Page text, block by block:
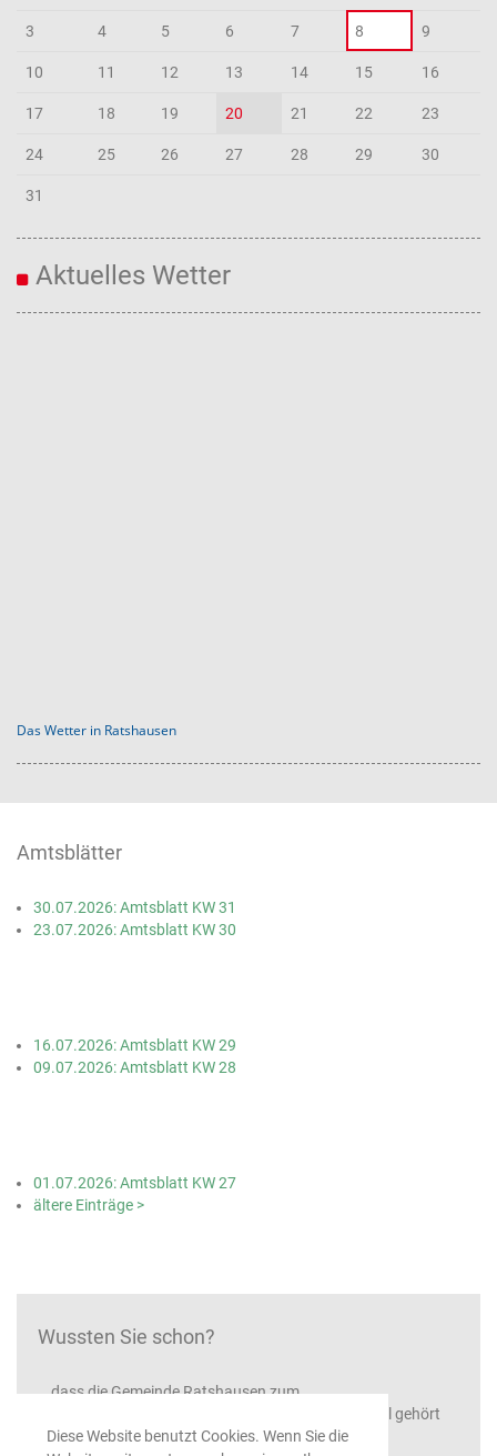
Diese Website benutzt Cookies. Wenn Sie die
3 4 5 6 7 8 9
10 11 12 13 14 15 16
17 18 19 20 21 22 23
24 25 26 27 28 29 30
31
Aktuelles Wetter
Das Wetter in Ratshausen
Amtsblätter
30.07.2026: Amtsblatt KW 31
23.07.2026: Amtsblatt KW 30
16.07.2026: Amtsblatt KW 29
09.07.2026: Amtsblatt KW 28
01.07.2026: Amtsblatt KW 27
ältere Einträge >
Wussten Sie schon?
...dass die Gemeinde Ratshausen zum
Gemeindeverwaltungsverband Oberes Schlichemtal gehört